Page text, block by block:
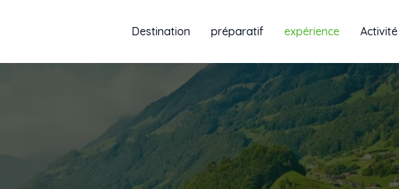
Destination préparatif expérience Activité